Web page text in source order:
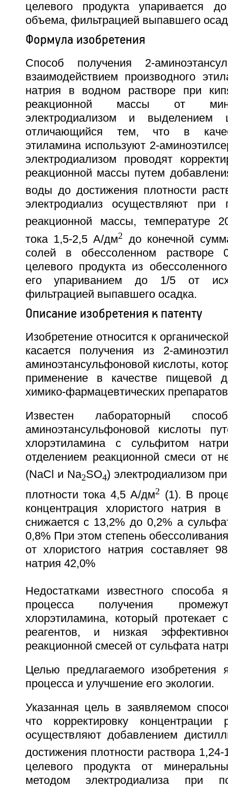
целевого продукта упаривается
объема, фильтрацией выпавшего
Формула изобретения
Способ получения 2-
взаимодействием производного
натрия в водном растворе при
реакционной массы от
электродиализом и выделением
отличающийся тем, что в
этиламина используют 2-
электродиализом проводят
реакционной массы путем
воды до достижения плотности
электродиализ осуществляют при
реакционной массы, температуре
тока 1,5-2,5 А/дм2
до конечной
солей в обессоленном растворе
целевого продукта из
его упариванием до 1/5 от
фильтрацией выпавшего осадка.
Описание изобретения к патенту
Изобретение относится к
касается получения из 2-
аминоэтансульфоновой кислоты,
применение в качестве пищевой
химико-фармацевтических
Известен лабораторный
аминоэтансульфоновой кислоты
хлорэтиламина с сульфитом
отделением реакционной смеси от
(NaCl и Na2SO4) электродиализом
плотности тока 4,5 А/дм2 (1). В
концентрация хлористого натрия
снижается с 13,2% до 0,2% а
0,8% При этом степень
от хлористого натрия составляет
натрия 42,0%
Недостатками известного способа
процесса получения
хлорэтиламина, который протекает
реагентов, и низкая
реакционной смесей от сульфата
Целью предлагаемого изобретения
процесса и улучшение его экологии.
Указанная цель в заявляемом
что корректировку концентрации
осуществляют добавлением
достижения плотности раствора 1,24-
целевого продукта от
методом электродиализа при